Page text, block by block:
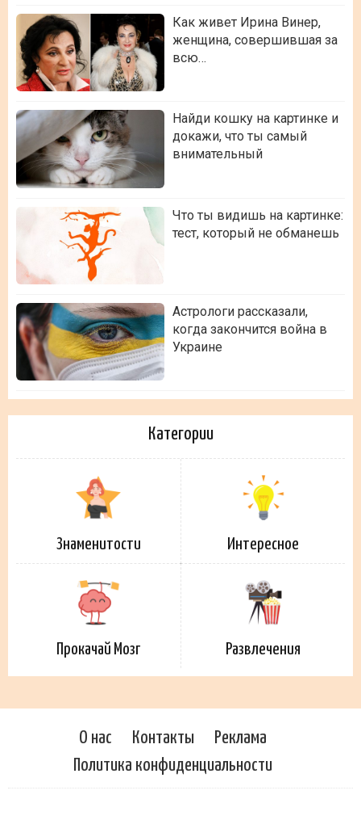
Как живет Ирина Винер,
женщина, совершившая за
всю…
Найди кошку на картинке и
докажи, что ты самый
внимательный
Что ты видишь на картинке:
тест, который не обманешь
Астрологи рассказали,
когда закончится война в
Украине
Категории
Знаменитости Интересное
Прокачай Мозг Развлечения
О нас Контакты
Реклама
Политика конфиденциальности